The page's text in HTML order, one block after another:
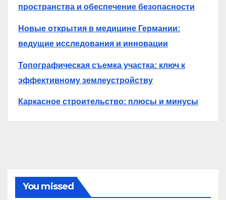
пространства и обеспечение безопасности
Новые открытия в медицине Германии:
ведущие исследования и инновации
Топографическая съемка участка: ключ к
эффективному землеустройству
Каркасное строительство: плюсы и минусы
You missed